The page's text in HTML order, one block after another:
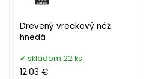
Drevený vreckový nôž
hnedá
skladom 22 ks
12.03 €